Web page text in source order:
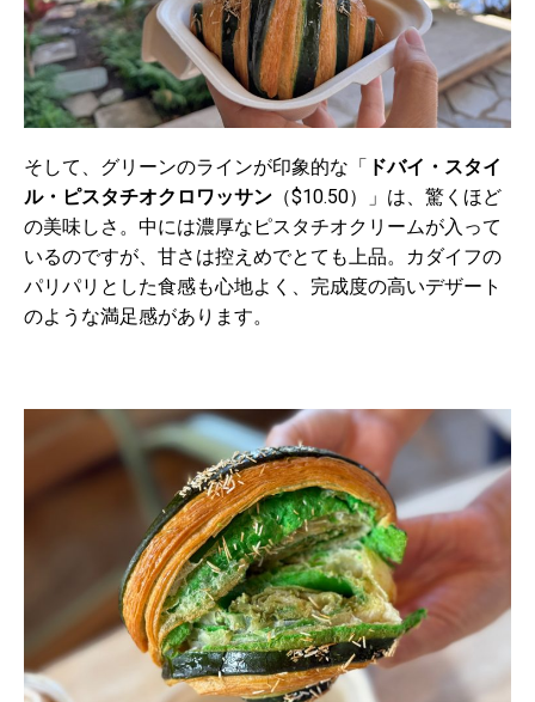
そして、グリーンのラインが印象的な「
ドバイ・スタイ
ル・ピスタチオクロワッサン （$10.50）」は、驚くほど
の美味しさ。中には濃厚なピスタチオクリームが入って
いるのですが、甘さは控えめでとても上品。カダイフの
パリパリとした食感も心地よく、完成度の高いデザート
のような満足感があります。